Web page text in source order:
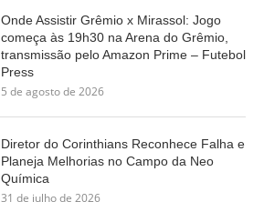
Onde Assistir Grêmio x Mirassol: Jogo
começa às 19h30 na Arena do Grêmio,
transmissão pelo Amazon Prime – Futebol
Press
5 de agosto de 2026
Diretor do Corinthians Reconhece Falha e
Planeja Melhorias no Campo da Neo
Química
31 de julho de 2026